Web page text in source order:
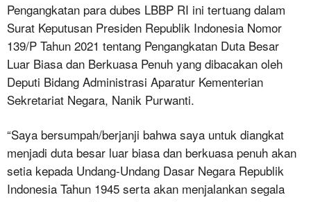
Pengangkatan para dubes LBBP RI ini tertuang dalam
Surat Keputusan Presiden Republik Indonesia Nomor
139/P Tahun 2021 tentang Pengangkatan Duta Besar
Luar Biasa dan Berkuasa Penuh yang dibacakan oleh
Deputi Bidang Administrasi Aparatur Kementerian
Sekretariat Negara, Nanik Purwanti.
“Saya bersumpah/berjanji bahwa saya untuk diangkat
menjadi duta besar luar biasa dan berkuasa penuh akan
setia kepada Undang-Undang Dasar Negara Republik
Indonesia Tahun 1945 serta akan menjalankan segala